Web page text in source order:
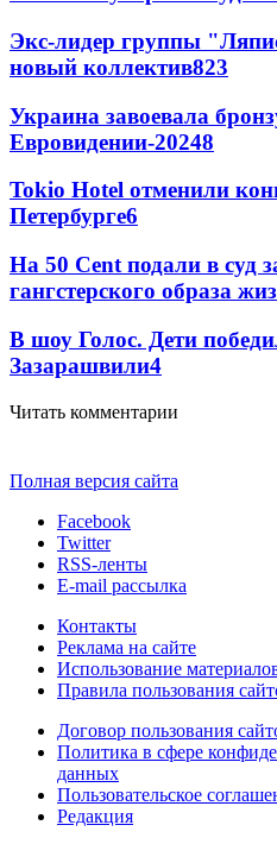
Экс-лидер группы
новый коллектив823
Украина завоевала
Евровидении-20248
Tokio Hotel отменили
Петербурге6
На 50 Cent подали в суд
гангстерского образа
В шоу Голос. Дети
Зазарашвили4
Читать комментарии
Полная версия сайта
Facebook
Twitter
RSS-ленты
E-mail рассылка
Контакты
Реклама на сайте
Использование
Правила пользования
Договор пользования
Политика в сфере
данных
Пользовательское
Редакция